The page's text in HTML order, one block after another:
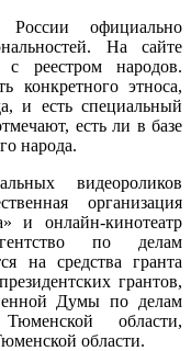
официально
На сайте
реестром народов.
конкретного этноса,
и есть специальный
есть ли в базе
народа.
видеороликов
организация
и онлайн-кинотеатр
по делам
на средства гранта
грантов,
Думы по делам
Тюменской области,
области.